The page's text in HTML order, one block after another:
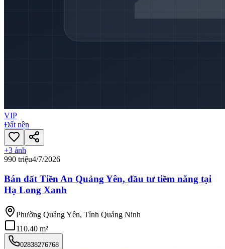
VIP
Đất nền
+3 ảnh
990 triệu4/7/2026
Bán đất Tiền An Quảng Yên, đầu tư tiềm năng tại
Hạ Long Xanh
Phường Quảng Yên, Tỉnh Quảng Ninh
110.40 m²
02838276768